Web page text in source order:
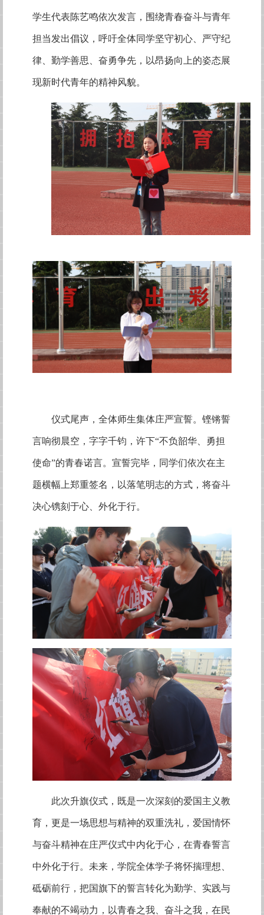
学生代表陈艺鸣依次发言，围绕青春奋斗与青年
担当发出倡议，呼吁全体同学坚守初心、严守纪
律、勤学善思、奋勇争先，以昂扬向上的姿态展
现新时代青年的精神风貌。
仪式尾声，全体师生集体庄严宣誓。铿锵誓
言响彻晨空，字字千钧，许下“不负韶华、勇担
使命”的青春诺言。宣誓完毕，同学们依次在主
题横幅上郑重签名，以落笔明志的方式，将奋斗
决心镌刻于心、外化于行。
此次升旗仪式，既是一次深刻的爱国主义教
育，更是一场思想与精神的双重洗礼 ，爱国情怀
与奋斗精神在庄严仪式中内化于心，在青春誓言
中外化于行。未来，学院全体学子将怀揣理想、
砥砺前行，把国旗下的誓言转化为勤学、实践与
奉献的不竭动力，以青春之我、奋斗之我，在民